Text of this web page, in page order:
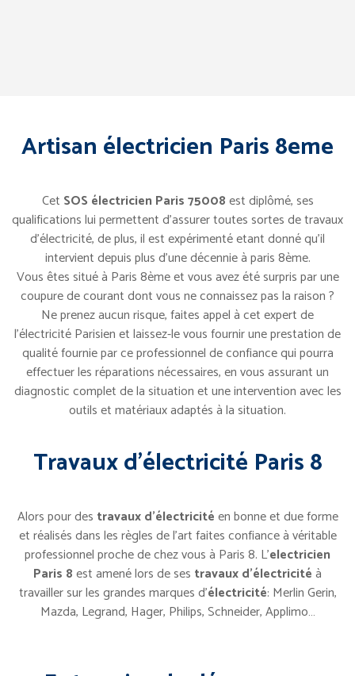
Artisan électricien Paris 8eme
Cet SOS électricien Paris 75008est diplômé, ses
qualifications lui permettent d’assurer toutes sortes de travaux
d’électricité, de plus, il est expérimenté etant donné qu’il
intervient depuis plus d’une décennie à paris 8ème.
Vous êtes situé à Paris 8ème et vous avez été surpris par une
coupure de courant dont vous ne connaissez pas la raison ?
Ne prenez aucun risque, faites appel à cet expert de
l’électricité Parisien et laissez-le vous fournir une prestation de
qualité fournie par ce professionnel de confiance qui pourra
effectuer les réparations nécessaires, en vous assurant un
diagnostic complet de la situation et une intervention avec les
outils et matériaux adaptés à la situation.
Travaux d’électricité Paris 8
Alors pour des travaux d’électricitéen bonne et due forme
et réalisés dans les règles de l’art faites confiance à véritable
professionnel proche de chez vous à Paris 8. L’electricien
Paris 8est amené lors de ses travaux d’électricitéà
travailler sur les grandes marques d’électricité: Merlin Gerin,
Mazda, Legrand, Hager, Philips, Schneider, Applimo…